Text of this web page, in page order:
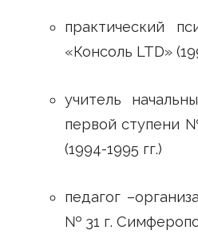
практический
«Консоль LTD»
учитель
первой ступени
(1994-1995 гг.)
педагог
№ 31 г.